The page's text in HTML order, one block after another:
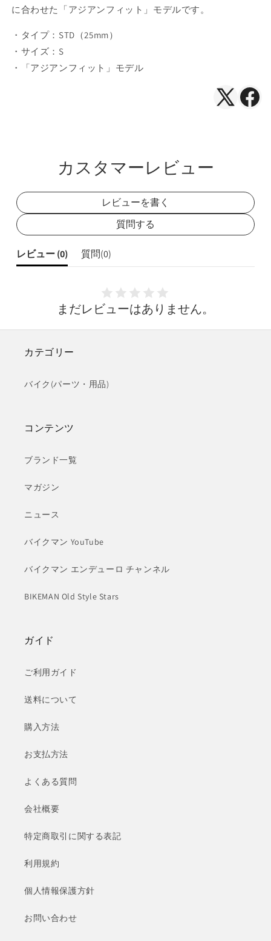
数
量
を
減
ら
数
量
や
に合わせた「アジアンフィット」モデルです。
・タイプ：STD（25mm）
・サイズ：S
・「アジアンフィット」モデル
X（Twitter
カスタマーレビュー
レビューを書く
質問する
レビュー (0) 質問(0)
まだレビューはありません。
カテゴリー
バイク(パーツ・用品)
コンテンツ
ブランド一覧
マガジン
ニュース
バイクマン YouTube
バイクマン エンデューロ チャンネル
BIKEMAN Old Style Stars
ガイド
ご利用ガイド
送料について
購入方法
お支払方法
よくある質問
会社概要
特定商取引に関する表記
利用規約
個人情報保護方針
お問い合わせ